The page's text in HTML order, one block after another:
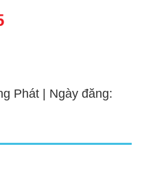
Phát | Ngày đăng: